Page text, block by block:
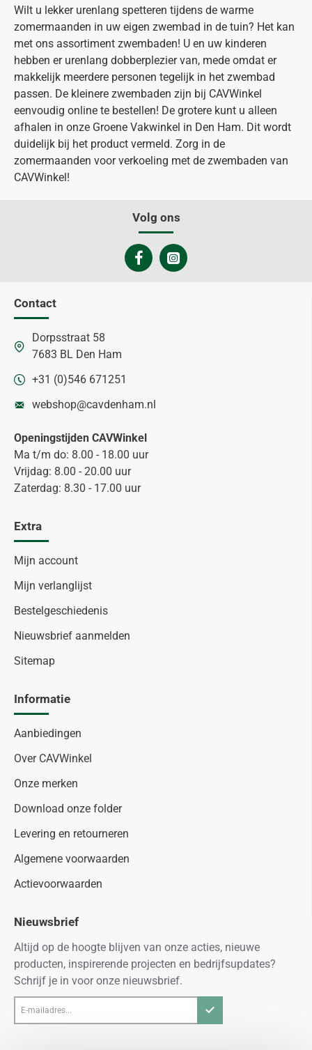
Wilt u lekker urenlang spetteren tijdens de warme
zomermaanden in uw eigen zwembad in de tuin? Het kan
met ons assortiment zwembaden! U en uw kinderen
hebben er urenlang dobberplezier van, mede omdat er
makkelijk meerdere personen tegelijk in het zwembad
passen. De kleinere zwembaden zijn bij CAVWinkel
eenvoudig online te bestellen! De grotere kunt u alleen
afhalen in onze Groene Vakwinkel in Den Ham. Dit wordt
duidelijk bij het product vermeld. Zorg in de
zomermaanden voor verkoeling met de zwembaden van
CAVWinkel!
Volg ons
Contact
Dorpsstraat 58
7683 BL Den Ham
+31 (0)546 671251
webshop@cavdenham.nl
Openingstijden CAVWinkel
Ma t/m do: 8.00 - 18.00 uur
Vrijdag: 8.00 - 20.00 uur
Zaterdag: 8.30 - 17.00 uur
Extra
Mijn account
Mijn verlanglijst
Bestelgeschiedenis
Nieuwsbrief aanmelden
Sitemap
Informatie
Aanbiedingen
Over CAVWinkel
Onze merken
Download onze folder
Levering en retourneren
Algemene voorwaarden
Actievoorwaarden
Nieuwsbrief
Altijd op de hoogte blijven van onze acties, nieuwe
producten, inspirerende projecten en bedrijfsupdates?
Schrijf je in voor onze nieuwsbrief.
mailadres...